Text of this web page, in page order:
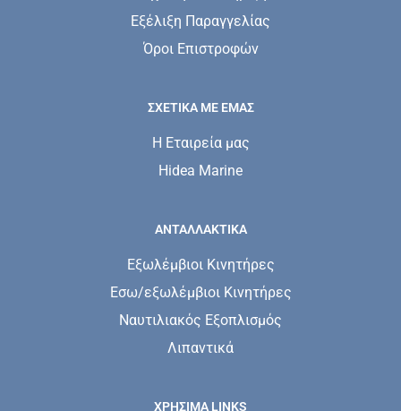
Εξέλιξη Παραγγελίας
Όροι Επιστροφών
ΣΧΕΤΙΚΆ ΜΕ ΕΜΆΣ
Η Εταιρεία μας
Hidea Marine
ΑΝΤΑΛΛΑΚΤΙΚΑ
Εξωλέμβιοι Κινητήρες
Εσω/εξωλέμβιοι Κινητήρες
Ναυτιλιακός Εξοπλισμός
Λιπαντικά
ΧΡΗΣΙΜΑ LINKS